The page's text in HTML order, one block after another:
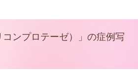
コンプロテーゼ）」の症例写